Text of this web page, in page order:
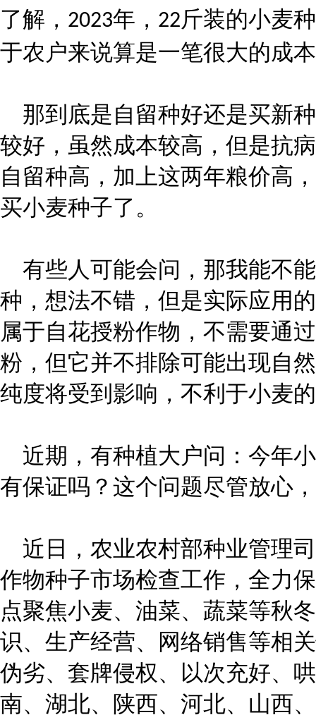
了解， 2023年， 22斤装的小麦
于农户来说算是一笔很大的成
那到底是自留种好还是买新
较好，虽然成本较高，但是抗
自留种高，加上这两年粮价高
买小麦种子了。
有些人可能会问，那我能不
种，想法不错，但是实际应用
属于自花授粉作物，不需要通
粉，但它并不排除可能出现自
纯度将受到影响，不利于小麦
近期，有种植大户问：今年
有保证吗？这个问题尽管放心
近日，农业农村部种业管理
作物种子市场检查工作，全力
点聚焦小麦、油菜、蔬菜等秋
识、生产经营、网络销售等相
伪劣、套牌侵权、以次充好、
南、湖北、陕西、河北、山西